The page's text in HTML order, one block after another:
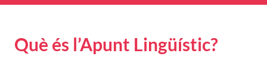
Què és l’Apunt Lingüístic?